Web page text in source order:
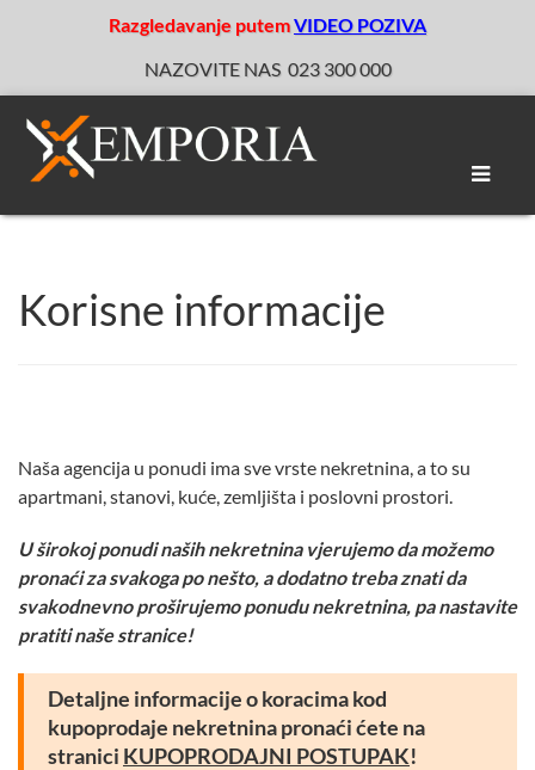
Razgledavanje putemVIDEO POZIVA
NAZOVITE NAS 023 300 000
Toggle
Korisne informacije
Naša agencija u ponudi ima sve vrste nekretnina, a to su
apartmani, stanovi, kuće, zemljišta i poslovni prostori.
U širokoj ponudi naših nekretnina vjerujemo da možemo
pronaći za svakoga po nešto, a dodatno treba znati da
svakodnevno proširujemo ponudu nekretnina, pa nastavite
pratiti naše stranice!
Detaljne informacije o koracima kod
kupoprodaje nekretnina pronaći ćete na
stranici KUPOPRODAJNI POSTUPAK!